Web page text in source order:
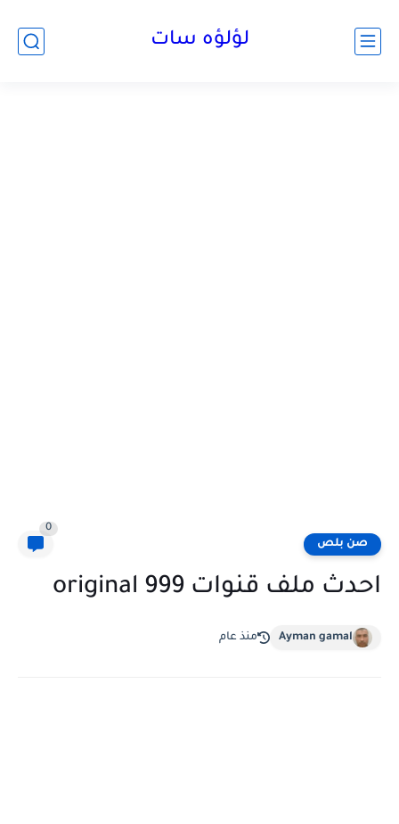
لؤلؤه سات
صن بلص
0
احدث ملف قنوات original 999
Ayman gamal منذ عام